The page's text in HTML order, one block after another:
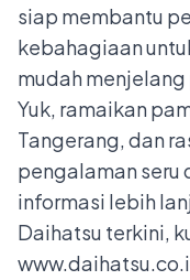
siap membantu
kebahagiaan
mudah
Yuk, ramaikan
Tangerang, dan
pengalaman seru
informasi lebih
Daihatsu terkini,